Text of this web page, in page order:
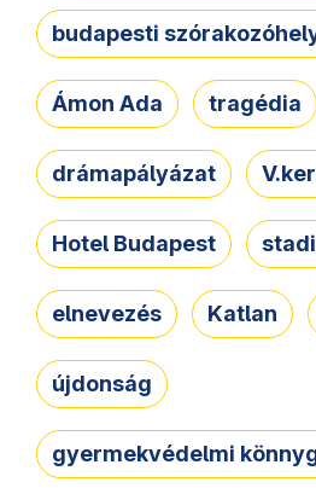
budapesti
Ámon Ada tragédia
drámapályázat
Hotel Budapest
elnevezés Katlan
újdonság
gyermekvédelmi